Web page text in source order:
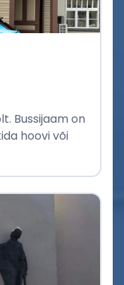
Bussijaam on
hoovi või